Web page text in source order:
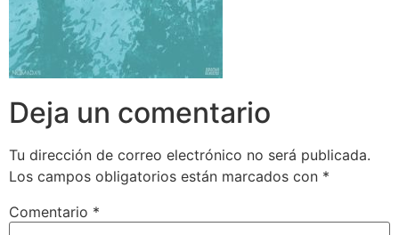
Deja un comentario
Tu dirección de correo electrónico no será publicada.
Los campos obligatorios están marcados con *
Comentario *